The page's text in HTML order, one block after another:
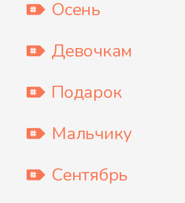
Осень
Девочкам
Подарок
Мальчику
Сентябрь